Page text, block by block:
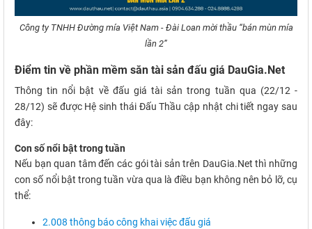
Công ty TNHH Đường mía Việt Nam - Đài Loan mời thầu “bán mùn mía
lần 2”
Điểm tin về phần mềm săn tài sản đấu giá DauGia.Net
Thông tin nổi bật về đấu giá tài sản trong tuần qua (22/12 -
28/12) sẽ được Hệ sinh thái Đấu Thầu cập nhật chi tiết ngay sau
đây:
Con số nổi bật trong tuần
Nếu bạn quan tâm đến các gói tài sản trên DauGia.Net thì những
con số nổi bật trong tuần vừa qua là điều bạn không nên bỏ lỡ, cụ
thể:
2.008 thông báo công khai việc đấu giá